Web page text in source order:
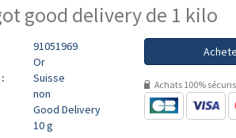
good delivery de 1 kilo
91051969
Or
Suisse
non
Good Delivery
10 g
Achats 100%